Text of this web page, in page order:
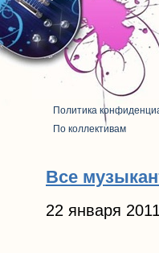
Политика
По коллективам
Все
22 января 2011